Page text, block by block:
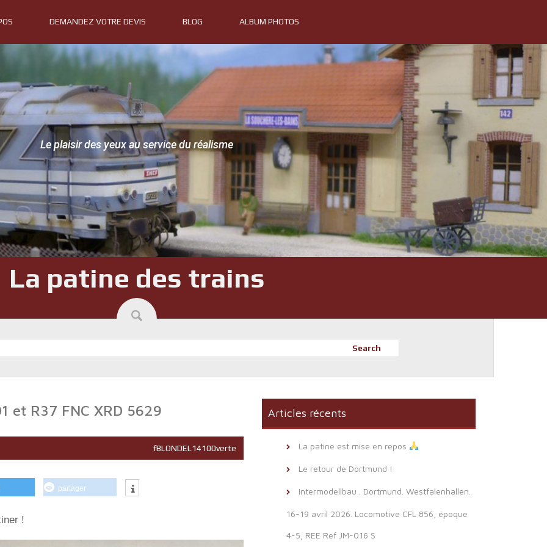
DEMANDEZ VOTRE DEVIS BLOG ALBUM PHOTOS
La patine des trains
Le plaisir des yeux au service du réalisme
Search
et R37 FNC XRD 5629
fBLONDEL14100verte
partager
!
Articles récents
La patine est mise en repos
Le retour de Dortmund !
Intermodellbau . Dortmund. Westfalenhallen.
16-19 avril 2026. Locomotive CFL 856, époque
4-5, REE Ref JM-016 S